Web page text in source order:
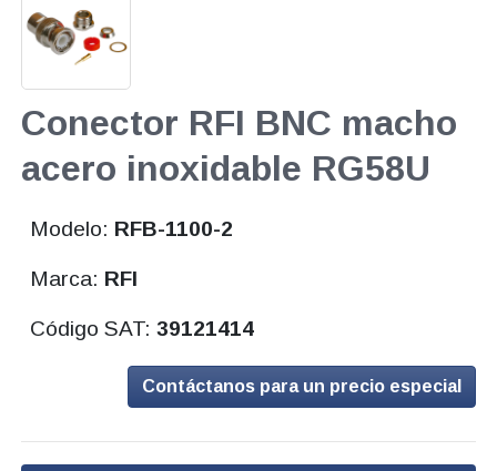
Conector RFI BNC macho
acero inoxidable RG58U
Modelo: RFB-1100-2
Marca: RFI
Código SAT:39121414
Contáctanos para un precio especial